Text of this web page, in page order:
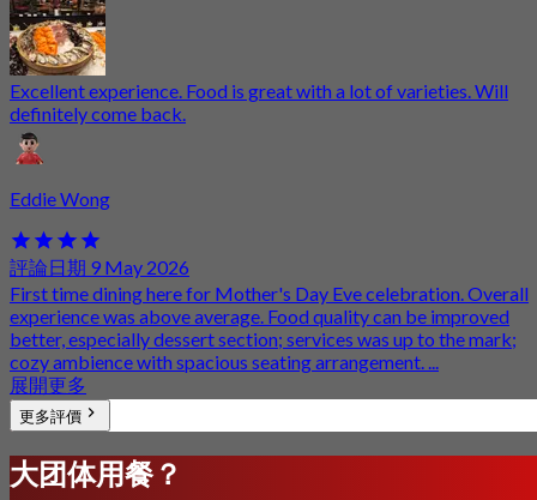
Excellent experience. Food is great with a lot of varieties. Will
definitely come back.
Eddie Wong
評論日期 9 May 2026
First time dining here for Mother's Day Eve celebration. Overall
experience was above average. Food quality can be improved
better, especially dessert section; services was up to the mark;
cozy ambience with spacious seating arrangement. ...
展開更多
更多評價
大团体用餐？